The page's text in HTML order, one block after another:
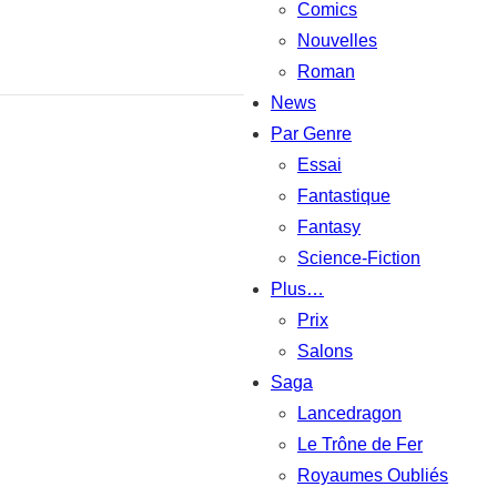
Comics
Nouvelles
Roman
News
Par Genre
Essai
Fantastique
Fantasy
Science-Fiction
Plus…
Prix
Salons
Saga
Lancedragon
Le Trône de Fer
Royaumes Oubliés